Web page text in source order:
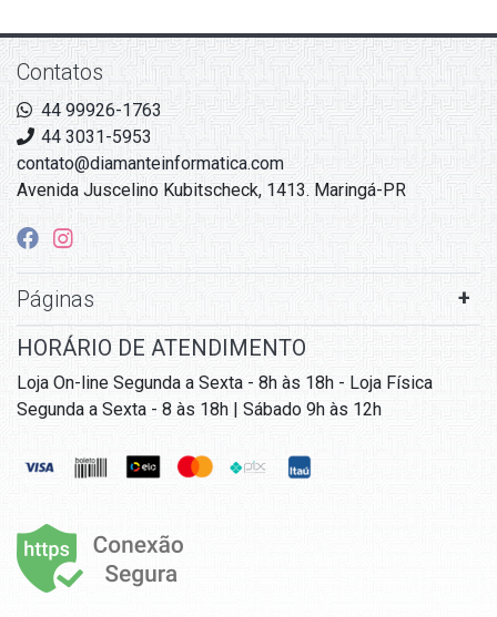
Contatos
44 99926-1763
44 3031-5953
contato@diamanteinformatica.com
Avenida Juscelino Kubitscheck, 1413. Maringá-PR
Páginas
HORÁRIO DE ATENDIMENTO
Loja On-line Segunda a Sexta - 8h às 18h - Loja Física
Segunda a Sexta - 8 às 18h | Sábado 9h às 12h